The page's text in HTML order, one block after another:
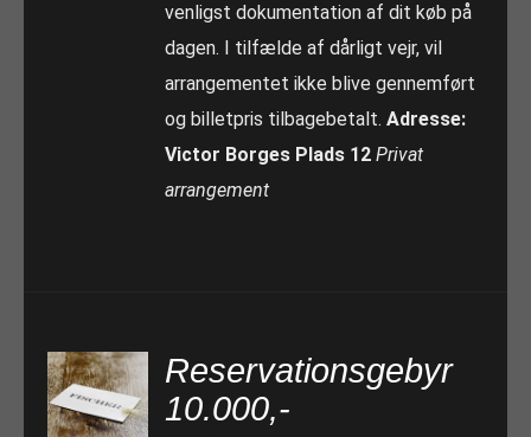
venligst dokumentation af dit køb på
dagen. I tilfælde af dårligt vejr, vil
arrangementet ikke blive gennemført
og billetpris tilbagebetalt.Adresse:
Victor Borges Plads 12 Privat
arrangement
Reservationsgebyr
10.000,-